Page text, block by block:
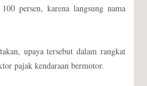
persen, karena langsung nama
upaya tersebut dalam rangkat
pajak kendaraan bermotor.